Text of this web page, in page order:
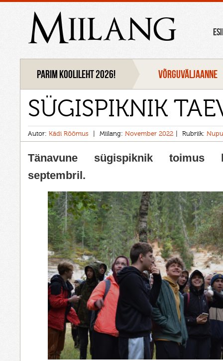
Miilang
Parim koolileht 2026! VÕRGUVÄLJAANNE
SÜGISPIKNIK
Autor: Kädi Rõõmus Miilang: November 2022 Rubriik:
Tänavune sügispiknik toimus
septembril.